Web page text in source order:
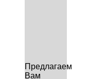
Предлагаем
Вам